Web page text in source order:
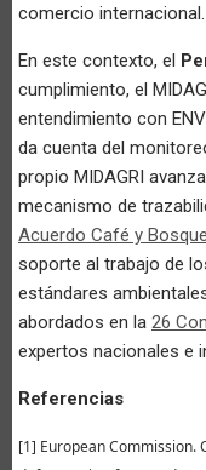
comercio internacional.
En este contexto, el
cumplimiento, el
entendimiento con
da cuenta del
propio MIDAGRI
mecanismo de
Acuerdo Café y Bosque
soporte al trabajo de
estándares
abordados en la 26
expertos nacionales e
Referencias
[1] European Commission.